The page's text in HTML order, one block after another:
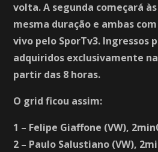
volta. A segunda começará às
mesma duração e ambas
vivo pelo SporTv3. Ingressos
adquiridos exclusivamente
partir das 8 horas.
O grid ficou assim:
1 – Felipe Giaffone (VW),
2 – Paulo Salustiano (VW),